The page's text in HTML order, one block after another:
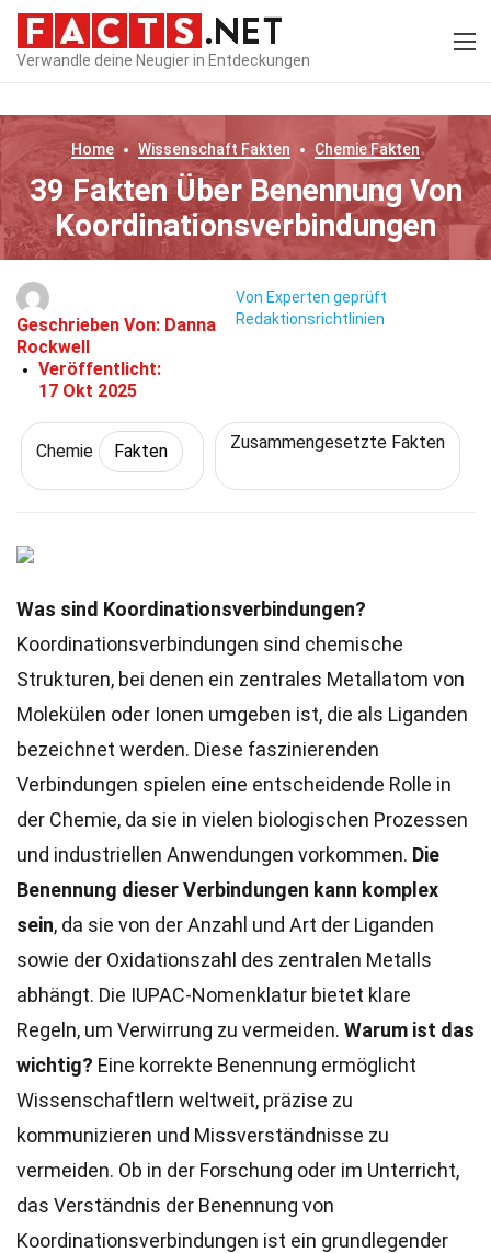
Verwandle deine Neugier in Entdeckungen
Home Wissenschaft Fakten ChemieFakten
39 Fakten Über Benennung Von
Koordinationsverbindungen
Geschrieben Von: Danna
Rockwell
Veröffentlicht:
17 Okt 2025
Von Experten geprüft
Redaktionsrichtlinien
Chemie Fakten Zusammengesetzte Fakten
Was sind Koordinationsverbindungen?
Koordinationsverbindungen sind chemische
Strukturen, bei denen ein zentrales Metallatom von
Molekülen oder Ionen umgeben ist, die als Liganden
bezeichnet werden. Diese faszinierenden
Verbindungen spielen eine entscheidende Rolle in
der Chemie, da sie in vielen biologischen Prozessen
und industriellen Anwendungen vorkommen. Die
Benennung dieser Verbindungen kann komplex
sein, da sie von der Anzahl und Art der Liganden
sowie der Oxidationszahl des zentralen Metalls
abhängt. Die IUPAC-Nomenklatur bietet klare
Regeln, um Verwirrung zu vermeiden. Warum ist das
wichtig? Eine korrekte Benennung ermöglicht
Wissenschaftlern weltweit, präzise zu
kommunizieren und Missverständnisse zu
vermeiden. Ob in der Forschung oder im Unterricht,
das Verständnis der Benennung von
Koordinationsverbindungen ist ein grundlegender